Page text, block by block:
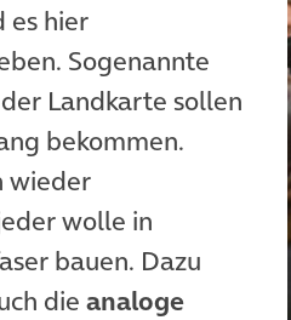
es hier
Sogenannte
Landkarte sollen
bekommen.
wieder
wolle in
bauen. Dazu
die analoge